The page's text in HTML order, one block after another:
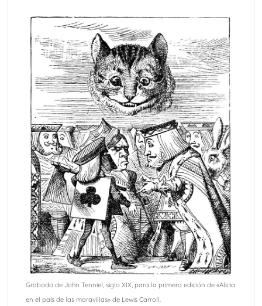
Grabado de John Tenniel, siglo XIX, para la primera edición de «Alicia
en el país de las maravillas» de Lewis Carroll.